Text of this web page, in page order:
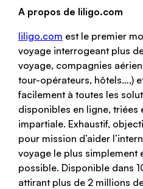
A propos de liligo.com
liligo.com est le premier
voyage interrogeant plus
voyage, compagnies
tour-opérateurs, hôtels…,)
facilement à toutes les
disponibles en ligne, triées
impartiale. Exhaustif,
pour mission d’aider
voyage le plus simplement
possible. Disponible dans
attirant plus de 2 millions